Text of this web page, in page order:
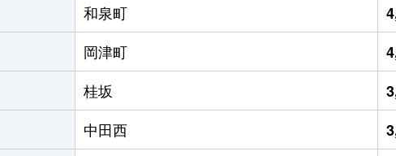
和泉町
岡津町
桂坂
中田西